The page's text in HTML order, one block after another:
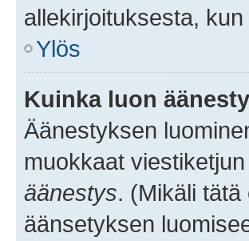
allekirjoituksesta,
Ylös
Kuinka luon
Äänestyksen
muokkaat
äänestys. (Mikäli
äänsetyksen